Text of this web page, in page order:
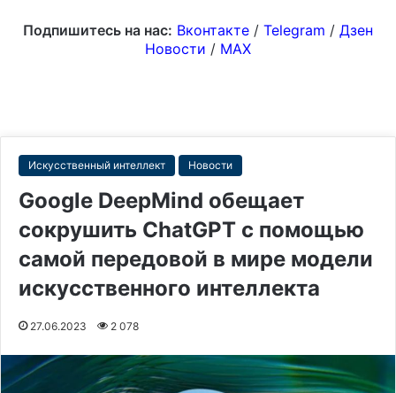
Подпишитесь на нас: Вконтакте / Telegram / Дзен
Новости / MAX